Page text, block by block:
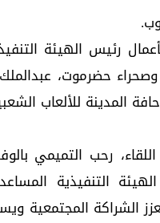
رئيس الهيئة
حضرموت،
المدينة للألعاب
رحب التميمي
التنفيذية
الشراكة المجتمعية